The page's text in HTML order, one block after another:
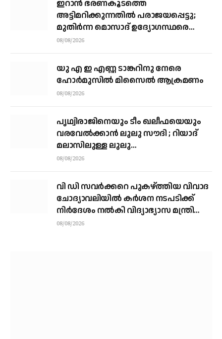
ഇറാന്‍ ഭരണകൂടത്തെ
അട്ടിമറിക്കുന്നതില്‍ പരാജയപ്പെട്ടു;
മുതിര്‍ന്ന മൊസാദ് ഉദ്യോഗസ്ഥരെ
പിരിച്ചുവിട്ടു
08/08/2026
യു എ ഇ എണ്ണ ടാങ്കറിനു നേരെ
ഹോര്‍മുസില്‍ മിസൈല്‍ ആക്രമണം
08/08/2026
പൃഥ്വിരാജിനെയും ടീം ഖലീഫയെയും
വരവേല്‍ക്കാന്‍ ലുലു സൗദി ; റിയാദ്
മലാസിലുള്ള ലുലു
ഹൈപ്പര്‍മാര്‍ക്കറ്റിലാണ് സംഘം
08/08/2026
വി ഡി സവര്‍ക്കറെ പുകഴ്ത്തിയ വിവാദ
ചോദ്യാവലിയില്‍ കര്‍ശന നടപടിക്ക്
നിര്‍ദേശം നല്‍കി വിദ്യാഭ്യാസ മന്ത്രി
എന്‍ ഷംസുദ്ദീന്‍
08/08/2026